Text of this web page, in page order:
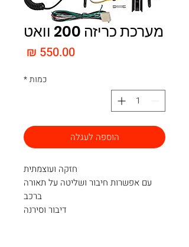
מערכת כריזה 200 וואט
כמות*
הוספה לעגלה
חזקה ועוצמתית
עם אפשרות חיבור ושליטה על תאורה
ברכב
דיבור וסירנה